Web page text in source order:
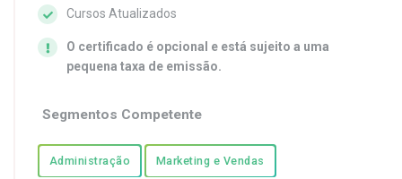
Cursos Atualizados
O certificado é opcional e está sujeito a uma
pequena taxa de emissão.
Segmentos Competente
Administração Marketing e Vendas